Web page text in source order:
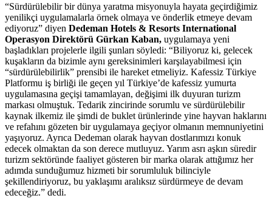
“Sürdürülebilir bir dünya yaratma misyonuyla hayata geçirdiğimiz
yenilikçi uygulamalarla örnek olmaya ve önderlik etmeye devam
ediyoruz” diyen Dedeman Hotels & Resorts International
Operasyon Direktörü Gürkan Kaban, uygulamaya yeni
başladıkları projelerle ilgili şunları söyledi: “Biliyoruz ki, gelecek
kuşakların da bizimle aynı gereksinimleri karşılayabilmesi için
“sürdürülebilirlik” prensibi ile hareket etmeliyiz. Kafessiz Türkiye
Platformu iş birliği ile geçen yıl Türkiye’de kafessiz yumurta
uygulamasına geçişi tamamlayan, değişimi ilk duyuran turizm
markası olmuştuk. Tedarik zincirinde sorumlu ve sürdürülebilir
kaynak ilkemiz ile şimdi de buklet ürünlerinde yine hayvan haklarını
ve refahını gözeten bir uygulamaya geçiyor olmanın memnuniyetini
yaşıyoruz. Ayrıca Dedeman olarak hayvan dostlarımızı konuk
edecek olmaktan da son derece mutluyuz. Yarım asrı aşkın süredir
turizm sektöründe faaliyet gösteren bir marka olarak attığımız her
adımda sunduğumuz hizmeti bir sorumluluk bilinciyle
şekillendiriyoruz, bu yaklaşımı aralıksız sürdürmeye de devam
edeceğiz.” dedi.